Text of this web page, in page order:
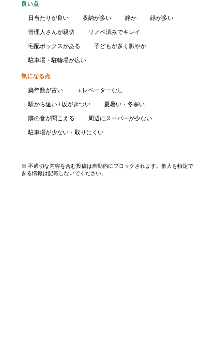
良い点
日当たりが良い 収納が多い 静か 緑が多い
管理人さんが親切 リノベ済みでキレイ
宅配ボックスがある 子どもが多く賑やか
駐車場・駐輪場が広い
気になる点
築年数が古い エレベーターなし
駅から遠い / 坂がきつい 夏暑い・冬寒い
隣の音が聞こえる 周辺にスーパーが少ない
駐車場が少ない・取りにくい
※ 不適切な内容を含む投稿は自動的にブロックされます。個人を特定で
きる情報は記載しないでください。